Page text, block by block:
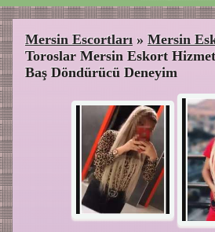
Mersin Escortları » Mersin
Toroslar Mersin Eskort
Baş Döndürücü Deneyim